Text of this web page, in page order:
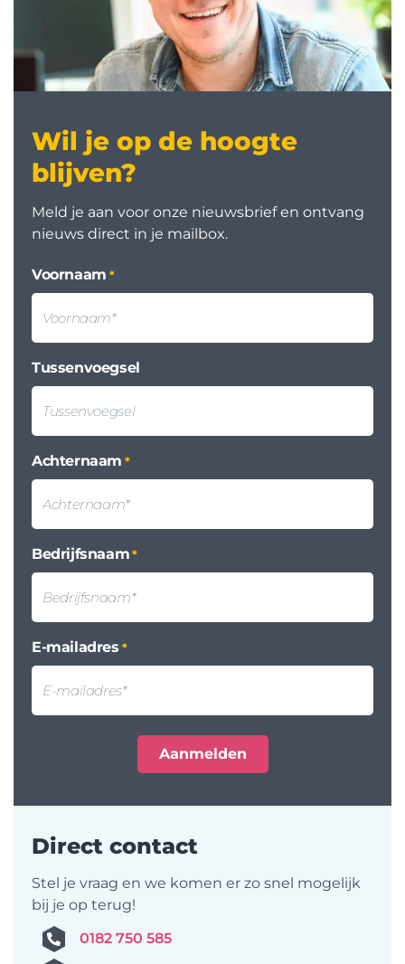
Wil je op de hoogte
blijven?
Meld je aan voor onze nieuwsbrief en ontvang
nieuws direct in je mailbox.
Voornaam *
Tussenvoegsel
Achternaam *
Bedrijfsnaam *
E-mailadres *
Direct contact
Stel je vraag en we komen er zo snel mogelijk
bij je op terug!
0182 750 585